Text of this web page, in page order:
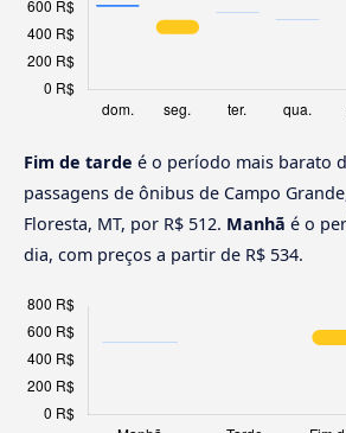
Fim de tarde é o período mais barato
passagens de ônibus de Campo
Floresta, MT, por R$ 512. Manhã é o
dia, com preços a partir de R$ 534.